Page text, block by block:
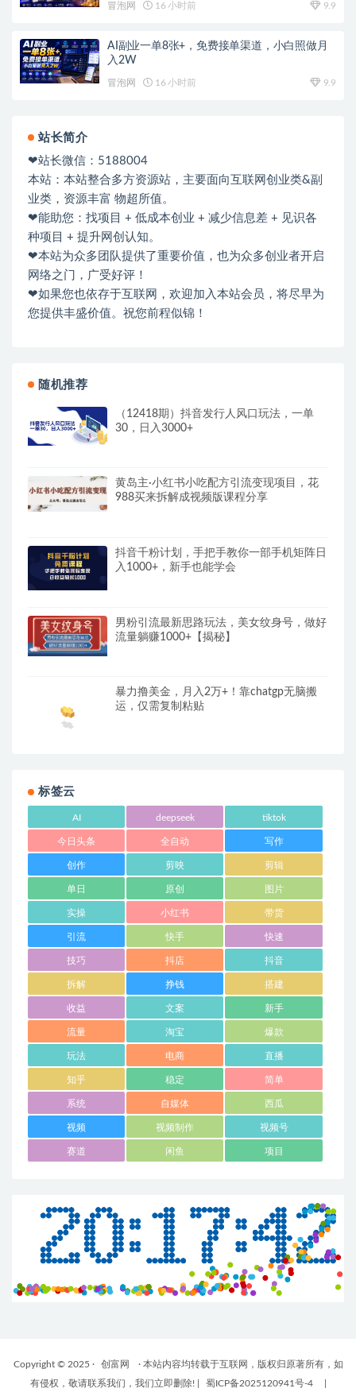
冒泡网 16 小时前 9.9
AI副业一单8张+，免费接单渠道，小白照做月
入2W
冒泡网 16 小时前 9.9
站长简介
❤站长微信：5188004
本站：本站整合多方资源站，主要面向互联网创业类&副
业类，资源丰富 物超所值。
❤能助您：找项目 + 低成本创业 + 减少信息差 + 见识各
种项目 + 提升网创认知。
❤本站为众多团队提供了重要价值，也为众多创业者开启
网络之门，广受好评！
❤如果您也依存于互联网，欢迎加入本站会员，将尽早为
您提供丰盛价值。祝您前程似锦！
随机推荐
（12418期）抖音发行人风口玩法，一单
30，日入3000+
黄岛主·小红书小吃配方引流变现项目，花
988买来拆解成视频版课程分享
抖音千粉计划，手把手教你一部手机矩阵日
入1000+，新手也能学会
男粉引流最新思路玩法，美女纹身号，做好
流量躺赚1000+【揭秘】
暴力撸美金，月入2万+！靠chatgp无脑搬
运，仅需复制粘贴
标签云
AI deepseek tiktok
今日头条 全自动 写作
创作 剪映 剪辑
单日 原创 图片
实操 小红书 带货
引流 快手 快速
技巧 抖店 抖音
拆解 挣钱 搭建
收益 文案 新手
流量 淘宝 爆款
玩法 电商 直播
知乎 稳定 简单
系统 自媒体 西瓜
视频 视频制作 视频号
赛道 闲鱼 项目
Copyright © 2025 · 创富网
· 本站内容均转载于互联网，版权归原著所有，如
有侵权，敬请联系我们，我们立即删除!| 蜀ICP备2025120941号-4